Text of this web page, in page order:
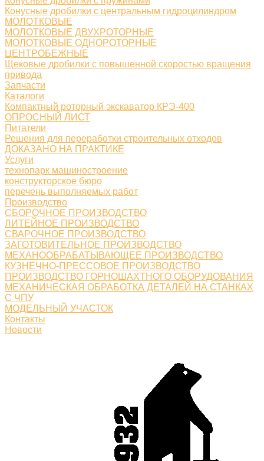
Конусные дробилки с центральным гидроцилиндром
МОЛОТКОВЫЕ
МОЛОТКОВЫЕ ДВУХРОТОРНЫЕ
МОЛОТКОВЫЕ ОДНОРОТОРНЫЕ
ЦЕНТРОБЕЖНЫЕ
Щековые дробилки с повышенной скоростью вращения
привода
Запчасти
Каталоги
Компактный роторный экскаватор КРЭ-400
ОПРОСНЫЙ ЛИСТ
Питатели
Решения для переработки строительных отходов
ДОКАЗАНО НА ПРАКТИКЕ
Услуги
технопарк машиностроение
конструкторское бюро
перечень выполняемых работ
Производство
СБОРОЧНОЕ ПРОИЗВОДСТВО
ЛИТЕЙНОЕ ПРОИЗВОДСТВО
СВАРОЧНОЕ ПРОИЗВОДСТВО
ЗАГОТОВИТЕЛЬНОЕ ПРОИЗВОДСТВО
МЕХАНООБРАБАТЫВАЮЩЕЕ ПРОИЗВОДСТВО
КУЗНЕЧНО-ПРЕССОВОЕ ПРОИЗВОДСТВО
ПРОИЗВОДСТВО ГОРНОШАХТНОГО ОБОРУДОВАНИЯ
МЕХАНИЧЕСКАЯ ОБРАБОТКА ДЕТАЛЕЙ НА СТАНКАХ
С ЧПУ
МОДЕЛЬНЫЙ УЧАСТОК
Контакты
Новости